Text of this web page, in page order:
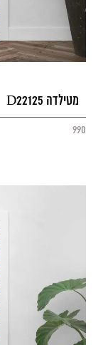
מטילדה D22125
990